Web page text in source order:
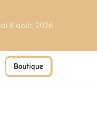
8 août, 2026
Boutique